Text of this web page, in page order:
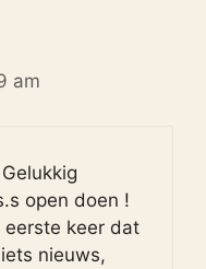
am
open doen !
eerste keer dat
nieuws,